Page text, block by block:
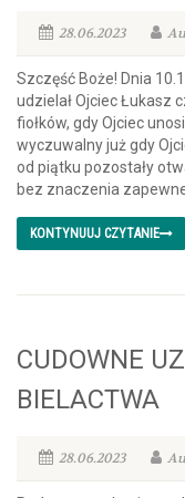
28.06.2023
Szczęść Boże! Dnia
udzielał Ojciec Łukasz
fiołków, gdy Ojciec
wyczuwalny już gdy
od piątku pozostały
bez znaczenia zapewne
KONTYNUUJ CZYTANIE
CUDOWNE
BIELACTWA
28.06.2023